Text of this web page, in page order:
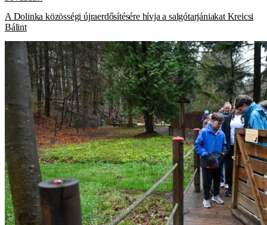
A Dolinka közösségi újraerdősítésére hívja a salgótarjániakat Kreicsi
Bálint